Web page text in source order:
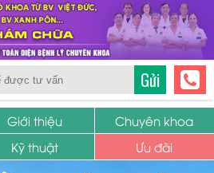
TRUNG TÂM PHỤ KHOA
SỨC KHỎE SINH SẢN
Giới thiệu
Chuyên khoa
Kỹ thuật Ưu đãi
Gửi